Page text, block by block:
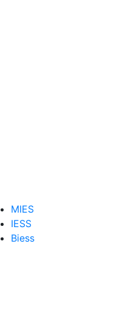
,Nuevo Suzuki
MIES
IESS
Biess